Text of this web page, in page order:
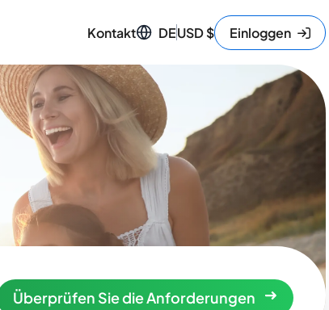
Kontakt DEUSD$ Einloggen
Überprüfen Sie die Anforderungen